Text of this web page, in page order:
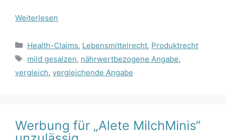
Weiterlesen
Kategorien
Health-Claims, Lebensmittelrecht, Produktrecht
Schlagwörter
mild gesalzen, nährwertbezogene Angabe,
vergleich, vergleichende Angabe
Werbung für „Alete MilchMinis“